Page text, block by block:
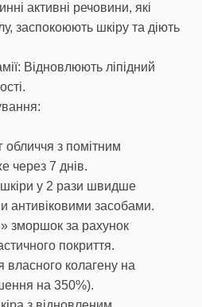
активні речовини, які
заспокоюють шкіру та діють
Відновлюють ліпідний
обличчя з помітним
через 7 днів.
у 2 рази швидше
антивіковими засобами.
зморшок за рахунок
покриття.
колагену на
на 350%).